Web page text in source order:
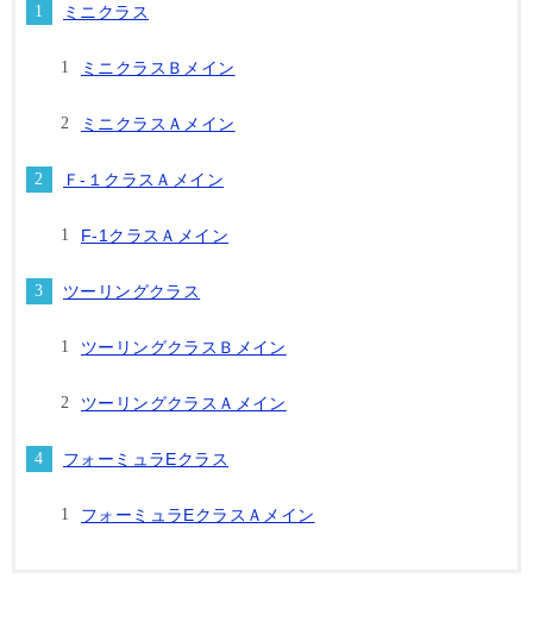
ミニクラス
ミニクラスＢメイン
ミニクラスＡメイン
Ｆ-１クラスＡメイン
F-1クラスＡメイン
ツーリングクラス
ツーリングクラスＢメイン
ツーリングクラスＡメイン
フォーミュラEクラス
フォーミュラEクラスＡメイン